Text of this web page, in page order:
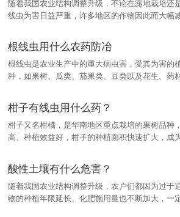
随着我国农业结构调整升级，不论在露地栽培还
线虫为害日益严重，许多地区的作物因此而大幅
根线虫用什么农药防冶
根线虫是农业生产中的重大病虫害，受其为害的
种，如果树、瓜类、茄果类、豆类以及花生、药
柑子有线虫用什么药？
柑子又名柑橘，是华南地区重点栽培的果树品种
高、种植效益好，柑子的种植面积快速扩大，成
导致柑子线虫频频发生为害，那么柑子有线虫用
酸性土壤有什么危害？
随着我国农业结构调整升级，农户们都因为过于
物的种植年限延长、化肥施用量也不断加大，一